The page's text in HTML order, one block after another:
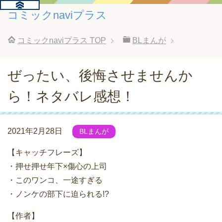
コミックnaviプラス
コミックnaviプラス TOP BLまんが
ぜったい、後悔させませんか
ら！ネタバレ感想！
2021年2月28日 BLまんが
【キャッチフレーズ】
・押せ押せ年下×傷心の上司
・このワンコ、一途すぎる
・ノンケの部下に迫られる!?
【作者】